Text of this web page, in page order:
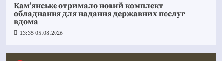
Кам’янське отримало новий комплект
обладнання для надання державних послуг
вдома
13:35 05.08.2026